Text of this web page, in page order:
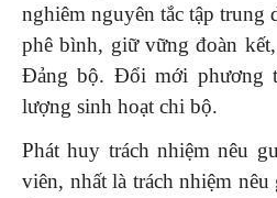
nghiêm nguyên tắc tập trung
phê bình, giữ vững đoàn
Đảng bộ. Đổi mới phương
lượng sinh hoạt chi bộ.
Phát huy trách nhiệm nêu
viên, nhất là trách nhiệm